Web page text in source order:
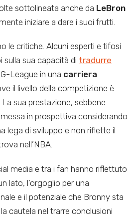
sottolineata anche da LeBron
iniziare a dare i suoi frutti.
le critiche. Alcuni esperti e tifosi
sulla sua capacità di tradurre
League in una carriera
il livello della competizione è
sua prestazione, sebbene
in prospettiva considerando
lega di sviluppo e non riflette il
nell’NBA.
media e tra i fan hanno riflettuto
lato, l’orgoglio per una
e il potenziale che Bronny sta
cautela nel trarre conclusioni